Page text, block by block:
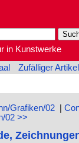
in Kunstwerke
Zufälliger Artikel
Grafiken/02 |
02 >>